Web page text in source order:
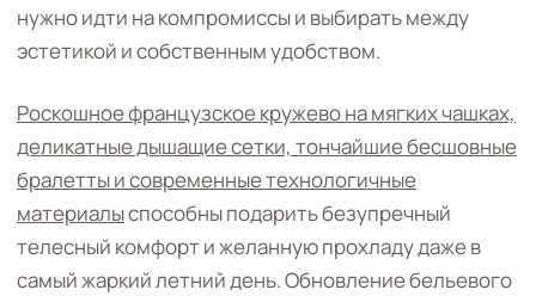
нужно идти на компромиссы и выбирать между
эстетикой и собственным удобством.
Роскошное французское кружево на мягких чашках,
деликатные дышащие сетки, тончайшие бесшовные
бралетты и современные технологичные
материалыспособны подарить безупречный
телесный комфорт и желанную прохладу даже в
самый жаркий летний день. Обновление бельевого